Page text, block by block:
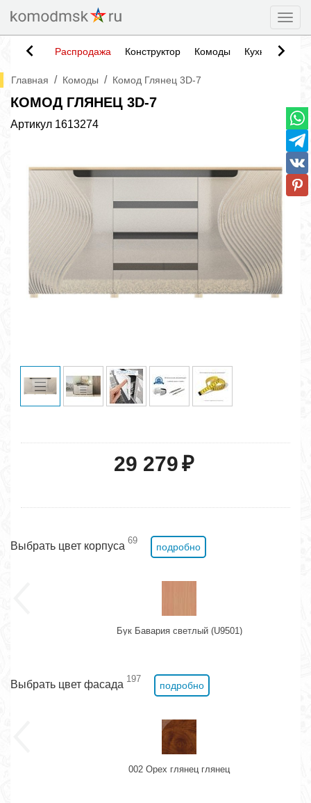
Распродажа Конструктор Комоды Кухни
Главная / Комоды / Комод Глянец 3D-7
КОМОД ГЛЯНЕЦ 3D-7
Артикул 1613274
29 279₽
Выбрать цвет корпуса 69
подробно
Бук Бавария светлый (U9501)
Выбрать цвет фасада 197
подробно
002 Орех глянец глянец